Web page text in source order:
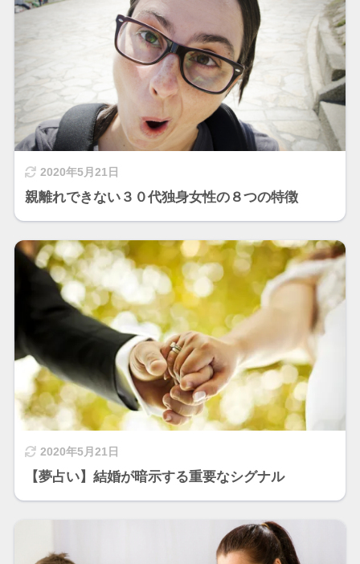
2020年5月21日
親離れできない３０代独身女性の８つの特徴
2020年5月21日
【夢占い】結婚が暗示する重要なシグナル